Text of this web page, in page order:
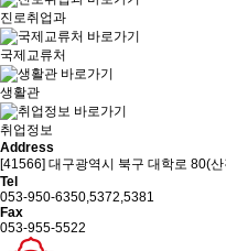
진로취업과
국제교류처
생활관
취업정보
Address
[41566] 대구광역시 북구 대학로 80(
Tel
053-950-6350,5372,5381
Fax
053-955-5522